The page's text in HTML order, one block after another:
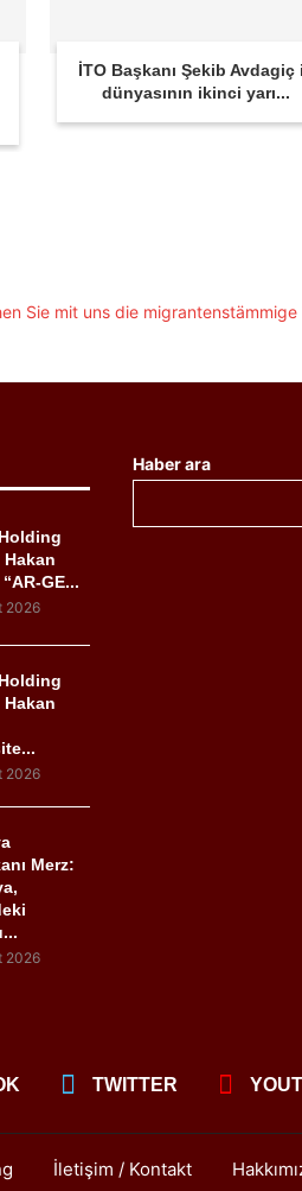
İTO Başkanı Şekib Avdagiç
dünyasının ikinci yarı...
Hakan
GE...
2026
Hakan
2026
Merz:
2026
Haber ara
TWITTER
İletişim / Kontakt